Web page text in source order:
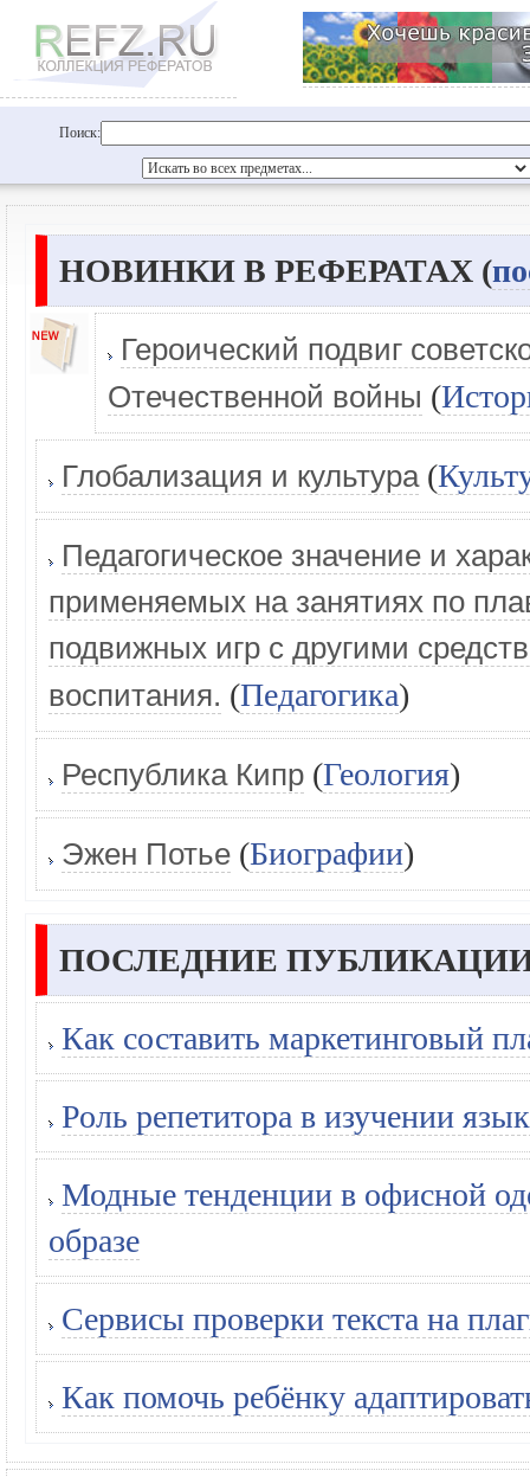
Поиск:
НОВИНКИ В РЕФЕРАТАХ (
Героический подвиг
Отечественной войны (
Глобализация и культура(
Педагогическое значение и
применяемых на занятиях по
подвижных игр с другими
воспитания. (Педагогика)
Республика Кипр (Геология)
Эжен Потье (Биографии)
ПОСЛЕДНИЕ
Как составить маркетинговый
Роль репетитора в изучении
Модные тенденции в офисной
образе
Сервисы проверки текста на
Как помочь ребёнку